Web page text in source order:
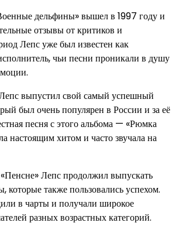
дельфины» вышел в 1997 году и
отзывы от критиков и
Лепс уже был известен как
чьи песни проникали в душу
выпустил свой самый успешный
был очень популярен в России и за её
песня с этого альбома — «Рюмка
настоящим хитом и часто звучала на
Лепс продолжил выпускать
которые также пользовались успехом.
в чарты и получали широкое
разных возрастных категорий.